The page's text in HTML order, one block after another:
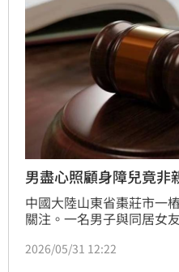
男盡心照顧身障兒竟
中國大陸山東省棗莊市一
關注。一名男子與同居女
治療。然而，一紙親子鑑
2026/05/31 12:22